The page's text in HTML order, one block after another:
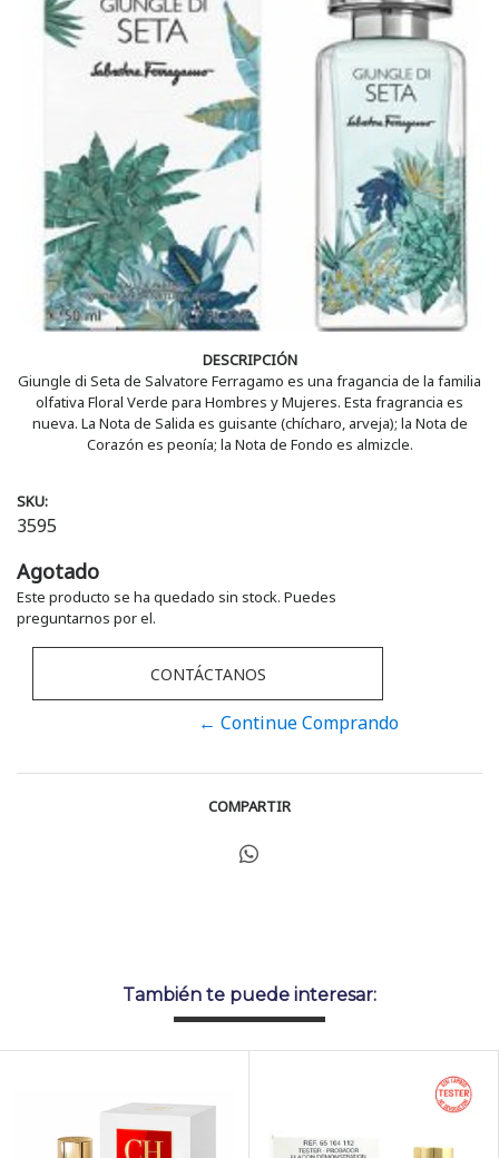
DESCRIPCIÓN
Giungle di Seta de Salvatore Ferragamo es una fragancia de la familia
olfativa Floral Verde para Hombres y Mujeres. Esta fragrancia es
nueva. La Nota de Salida es guisante (chícharo, arveja); la Nota de
Corazón es peonía; la Nota de Fondo es almizcle.
SKU:
3595
Agotado
Este producto se ha quedado sin stock. Puedes
preguntarnos por el.
CONTÁCTANOS
← Continue Comprando
COMPARTIR
También te puede interesar: